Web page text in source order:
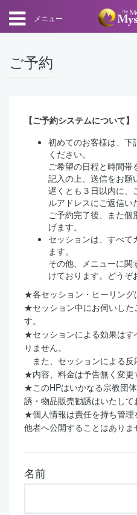
メニュー
ご予約
【ご予約システムについて】
初めてのお客様は、下
ください。
ご希望の日程と時間
記入の上、送信をお願
遅くとも３日以内に、
ルアドレスにご返信い
ご予約完了後、また
げます。
セッションは、すべて
ます。
その他、メニューに
けております。どうぞ
★各セッション・ヒーリング
★セッション中にお伺いした
す。
★セッションによる効果はす
りません。
また、セッションによる反
★内容、料金は予告無く変更
★このHPはいかなる宗教団
誘・物品販売勧誘はいたして
★個人情報は責任を持ち管理
他者へ公開することはありま
名前